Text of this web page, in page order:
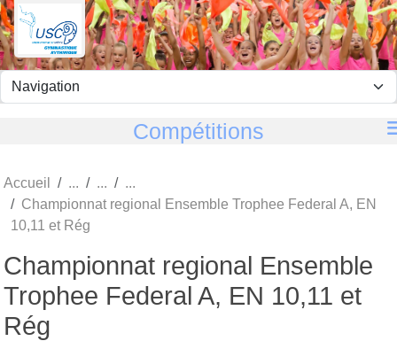
Compétitions
Accueil
Championnat regional Ensemble Trophee Federal A, EN
10,11 et Rég
Championnat regional Ensemble
Trophee Federal A, EN 10,11 et
Rég
Panneau de gestion des cookies